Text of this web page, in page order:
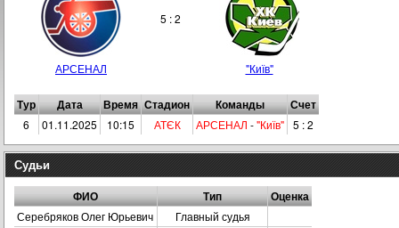
5 : 2
АРСЕНАЛ "Київ"
Тур Дата Время Стадион Команды Счет
6 01.11.2025 10:15 АТЄК АРСЕНАЛ -"Київ" 5 : 2
Судьи
ФИО Тип Оценка
Серебряков Олег Юрьевич
Главный судья